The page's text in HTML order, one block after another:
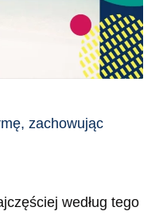
zachowując
według tego